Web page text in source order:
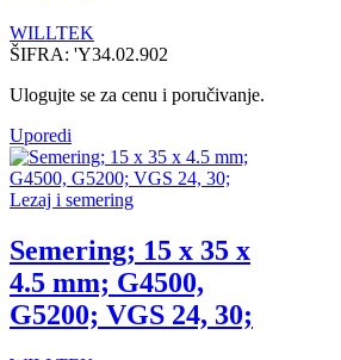
WILLTEK
ŠIFRA: 'Y34.02.902
Ulogujte se za cenu i poručivanje.
Uporedi
Lezaj i semering
Semering; 15 x 35 x
4.5 mm; G4500,
G5200; VGS 24, 30;